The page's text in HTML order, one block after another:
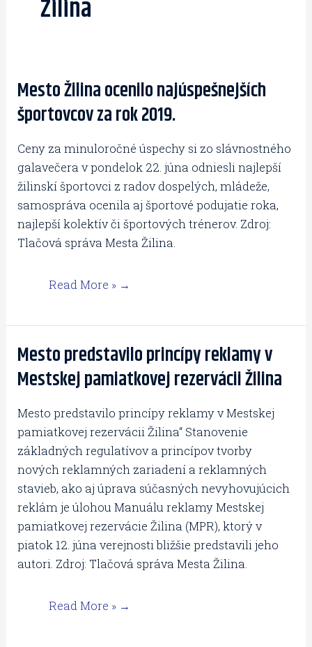
Žilina
Mesto Žilina ocenilo najúspešnejších
športovcov za rok 2019.
Ceny za minuloročné úspechy si zo slávnostného
galavečera v pondelok 22. júna odniesli najlepší
žilinskí športovci z radov dospelých, mládeže,
samospráva ocenila aj športové podujatie roka,
najlepší kolektív či športových trénerov. Zdroj:
Tlačová správa Mesta Žilina.
Mesto
Žilina
ocenilo
najúspešnejších
športovcov
za
rok
2019.
Read More »
Mesto predstavilo princípy reklamy v
Mestskej pamiatkovej rezervácii Žilina
Mesto predstavilo princípy reklamy v Mestskej
pamiatkovej rezervácii Žilina“ Stanovenie
základných regulatívov a princípov tvorby
nových reklamných zariadení a reklamných
stavieb, ako aj úprava súčasných nevyhovujúcich
reklám je úlohou Manuálu reklamy Mestskej
pamiatkovej rezervácie Žilina (MPR), ktorý v
piatok 12. júna verejnosti bližšie predstavili jeho
autori. Zdroj: Tlačová správa Mesta Žilina.
Mesto
predstavilo
princípy
reklamy
v
Mestskej
pamiatkovej
rezervácii
Žilina
Read More »